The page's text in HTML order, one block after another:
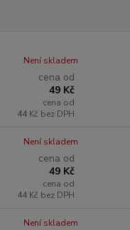
cena od
49 Kč
cena od
44 Kč bez DPH
Není skladem
cena od
49 Kč
cena od
44 Kč bez DPH
Není skladem
Není skladem